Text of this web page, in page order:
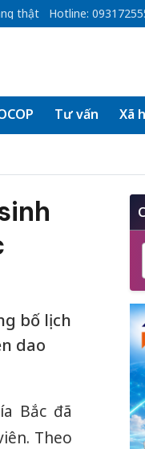
thật Hotline:
Tư vấn Xã
bố lịch
dao
Bắc đã
Theo